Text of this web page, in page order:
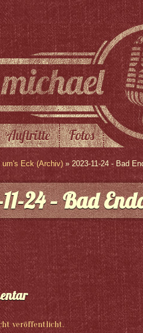
Auftritte Fotos
um's Eck (Archiv) » 2023-11-24 - Bad
24 – Bad
veröffentlicht.